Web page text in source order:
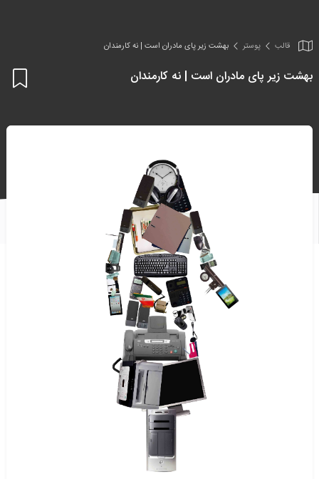
قالب پوستر بهشت زیر پای مادران است | نه کارمندان
بهشت زیر پای مادران است | نه کارمندان